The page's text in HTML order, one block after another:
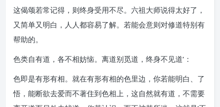
这偈颂若常记得，则终身受用不尽。六祖大师说得太好了，
又简单又明白，人人都容易了解。若能会意则对修道特别有
帮助的。
色类自有道，各不相妨恼。离道别觅道，终身不见道’：
色即是有形有相。就在有形有相的色里边，你若能明白、了
悟，能断欲去爱而不著住到色相上，这自然就有道，不需要